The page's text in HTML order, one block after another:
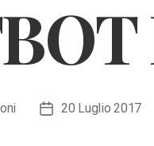
Data20 Luglio 2017